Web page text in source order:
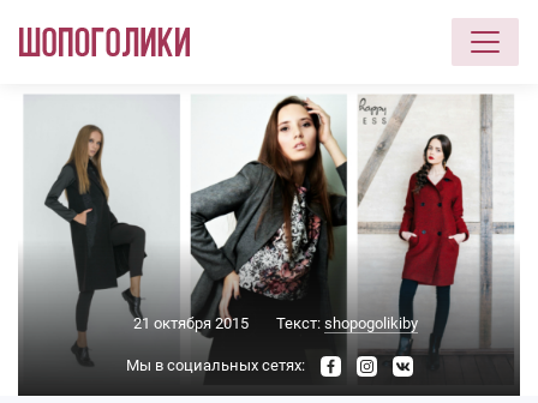
Перейти к основному содержанию
21 октября 2015 Текст: shopogolikiby
Мы в социальных сетях: